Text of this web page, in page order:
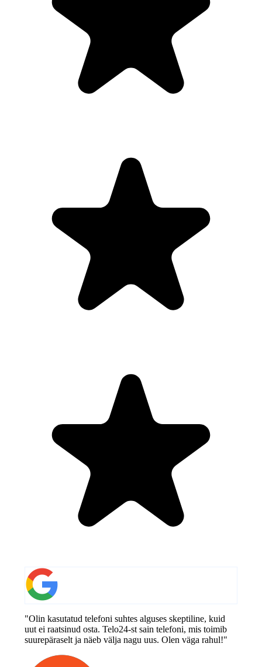
"Olin kasutatud telefoni suhtes alguses skeptiline, kuid
uut ei raatsinud osta. Telo24-st sain telefoni, mis toimib
suurepäraselt ja näeb välja nagu uus. Olen väga rahul!"